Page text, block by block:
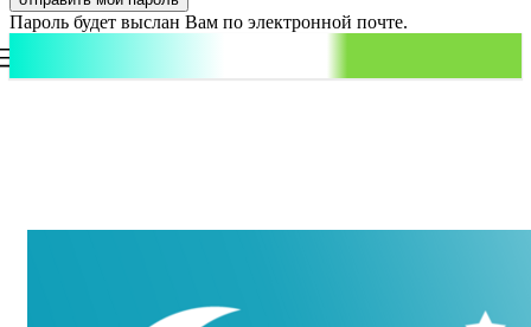
Пароль будет выслан Вам по электронной почте.